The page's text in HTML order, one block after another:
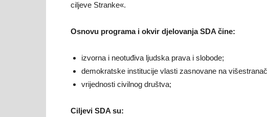
ciljeve Stranke«.
Osnovu programa i okvir djelovanja SDA čine:
izvorna i neotuđiva ljudska prava i slobode;
demokratske institucije vlasti zasnovane na
vrijednosti civilnog društva;
Ciljevi SDA su: